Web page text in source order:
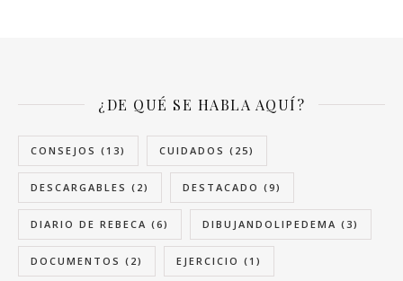
¿DE QUÉ SE HABLA AQUÍ?
CONSEJOS (13) CUIDADOS (25)
DESCARGABLES (2) DESTACADO (9)
DIARIO DE REBECA (6) DIBUJANDOLIPEDEMA (3)
DOCUMENTOS (2) EJERCICIO (1)